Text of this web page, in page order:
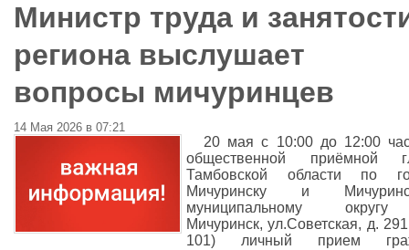
Министр труда и
региона выслушает
вопросы мичуринцев
14 Мая 2026 в 07:21
20 мая с 10:00 до 12:00
общественной приёмной
Тамбовской области по
Мичуринску и
муниципальному
Мичуринск, ул.Советская, д.
101) личный прием